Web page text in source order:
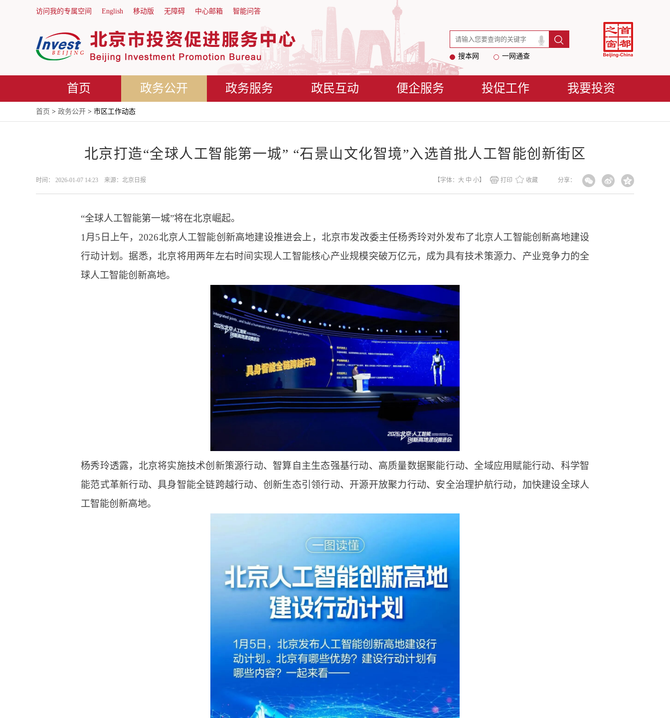
访问我的专属空间 English 移动版 无障碍 中心邮箱 智能问答
搜本网 一网通查
首页 政务公开 政务服务 政民互动 便企服务 投促工作 我要投资
首页 > 政务公开 > 市区工作动态
北京打造“全球人工智能第一城” “石景山文化智境”入选首批人工智能创新街区
时间： 2026-01-07 14:23 来源：北京日报 分享：
【字体： 大 中 小】 打印 收藏
“全球人工智能第一城”将在北京崛起。
1月5日上午，2026北京人工智能创新高地建设推进会上，北京市发改委主任杨秀玲对外发布了北京人工智能创新高地建设
行动计划。据悉，北京将用两年左右时间实现人工智能核心产业规模突破万亿元，成为具有技术策源力、产业竞争力的全
球人工智能创新高地。
杨秀玲透露，北京将实施技术创新策源行动、智算自主生态强基行动、高质量数据聚能行动、全域应用赋能行动、科学智
能范式革新行动、具身智能全链跨越行动、创新生态引领行动、开源开放聚力行动、安全治理护航行动，加快建设全球人
工智能创新高地。